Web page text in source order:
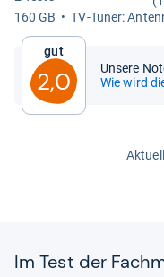
160 GB
TV-​​Tuner:
Gut
2,0
Unsere
Wie wird
Im Test der